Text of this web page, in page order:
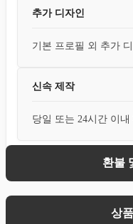
추가 디자인
기본 프로필 외 추가
신속 제작
당일 또는 24시간 이내
환불
상